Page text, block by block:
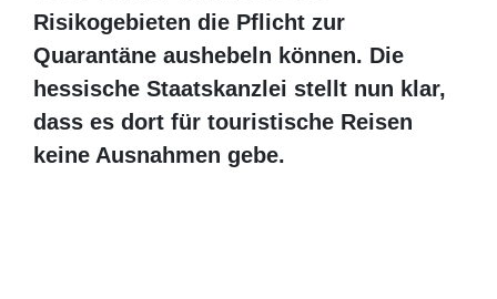
zur Quarantäne aushebeln können. Die
hessische Staatskanzlei stellt nun klar,
dass es dort für touristische Reisen keine
Ausnahmen gebe.